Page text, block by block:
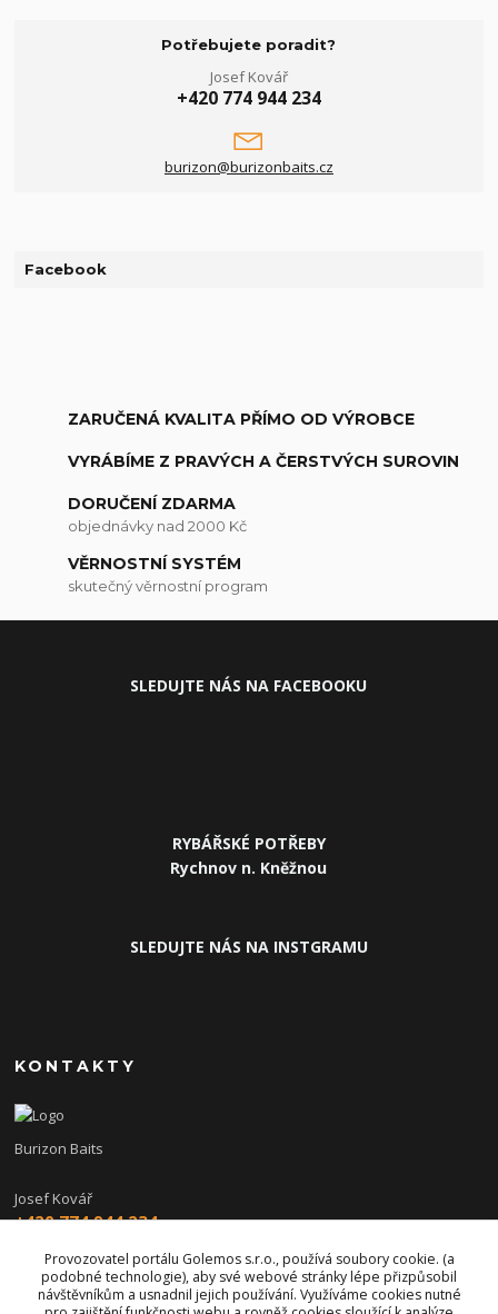
Potřebujete poradit?
Josef Kovář
+420 774 944 234
burizon@burizonbaits.cz
Facebook
ZARUČENÁ KVALITA PŘÍMO OD VÝROBCE
VYRÁBÍME Z PRAVÝCH A ČERSTVÝCH SUROVIN
DORUČENÍ ZDARMA
objednávky nad 2000 Kč
VĚRNOSTNÍ SYSTÉM
skutečný věrnostní program
SLEDUJTE NÁS NA FACEBOOKU
RYBÁŘSKÉ POTŘEBY
Rychnov n. Kněžnou
SLEDUJTE NÁS NA INSTGRAMU
KONTAKTY
Burizon Baits
Josef Kovář
+420 774 944 234
burizon@burizonbaits.cz
Provozovatel portálu Golemos s.r.o., používá soubory cookie. (a
podobné technologie), aby své webové stránky lépe přizpůsobil
návštěvníkům a usnadnil jejich používání. Využíváme cookies nutné